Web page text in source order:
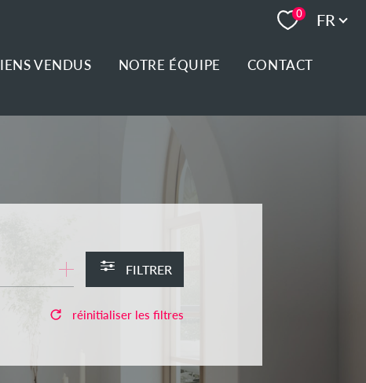
0 FR
VENDUS NOTRE ÉQUIPE CONTACT
FILTRER
réinitialiser les filtres